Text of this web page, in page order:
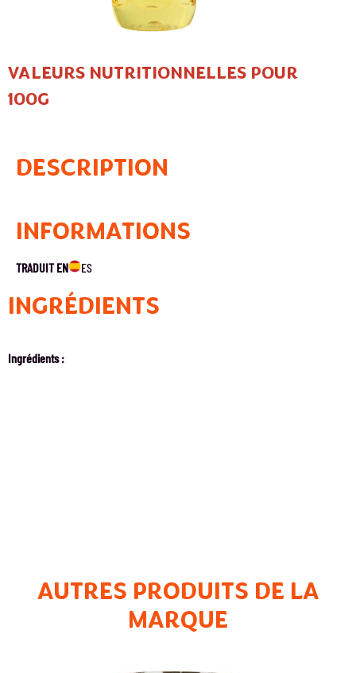
VALEURS NUTRITIONNELLES POUR
100G
DESCRIPTION
INFORMATIONS
TRADUIT EN ES
INGRÉDIENTS
Ingrédients :
AUTRES PRODUITS DE LA
MARQUE